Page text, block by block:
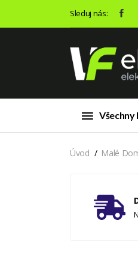
Sleduj nás:
Úvod Malé